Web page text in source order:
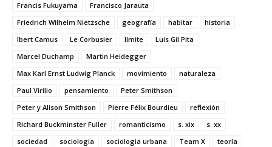
Francis Fukuyama
Francisco Jarauta
Friedrich Wilhelm Nietzsche
geografía habitar
historia
lbert Camus
Le Corbusier límite
Luis Gil Pita
Marcel Duchamp
Martin Heidegger
Max Karl Ernst Ludwig Planck
movimiento
naturaleza
Paul Virilio
pensamiento
Peter Smithson
Peter y Alison Smithson
Pierre Félix Bourdieu
reflexión
Richard Buckminster Fuller
romanticismo s. xix
s. xx
sociedad
sociologia sociologia urbana Team X
teoría